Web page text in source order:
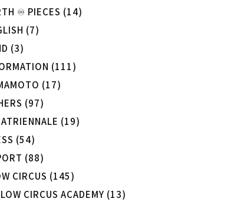
♾️ PIECES (14)
(7)
(3)
(111)
(17)
(97)
(19)
(54)
(88)
CIRCUS (145)
CIRCUS ACADEMY (13)